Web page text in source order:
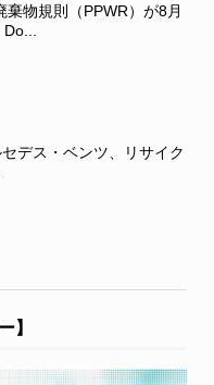
棄物規則（PPWR）が8月
デス・ベンツ、リサイク
】